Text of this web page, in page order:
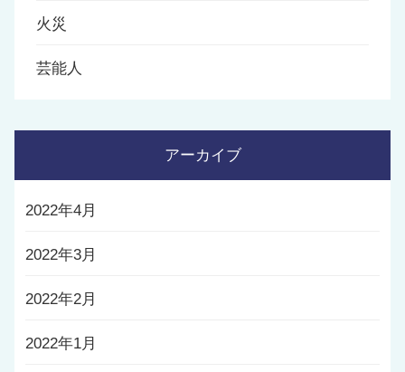
火災
芸能人
アーカイブ
2022年4月
2022年3月
2022年2月
2022年1月